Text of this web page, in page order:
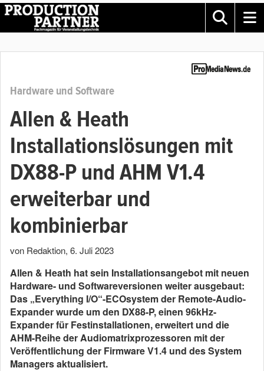
Hardware und Software
Allen & Heath
Installationslösungen mit
DX88-P und AHM V1.4
erweiterbar und
kombinierbar
von Redaktion, 6. Juli 2023
Allen & Heath hat sein Installationsangebot mit neuen
Hardware- und Softwareversionen weiter ausgebaut:
Das „Everything I/O“-ECOsystem der Remote-Audio-
Expander wurde um den DX88-P, einen 96kHz-
Expander für Festinstallationen, erweitert und die
AHM-Reihe der Audiomatrixprozessoren mit der
Veröffentlichung der Firmware V1.4 und des System
Managers aktualisiert.